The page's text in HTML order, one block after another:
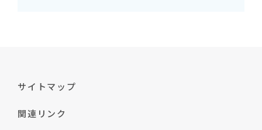
サイトマップ
関連リンク